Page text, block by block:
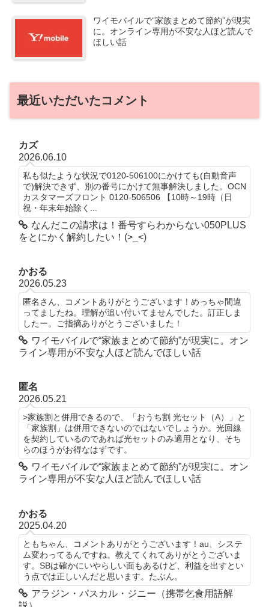
ワイモバイルで“家族まとめて節約”が現実
に。オンライン専用が不安な人ほど読んで
ほしい話
最近いただいたコメント
カズ
2026.06.10
私も似たような状況で0120-506100にかけても(自動音声
で)解決できず、別の番号にかけて無事解決しました。OCN
カスタマーズフロント 0120-506506 【10時～19時（日
祝・年末年始除く...
なんだこの請求は！番号すらわからない050PLUS
をとにかく解約したい！(>_<)
かおる
2026.05.23
匿名さん、コメントありがとうございます！めっちゃ間違
ってましたね。理解が追い付いてませんでした。訂正しま
したー。ご指摘ありがとうございました！
ワイモバイルで“家族まとめて節約”が現実に。オン
ライン専用が不安な人ほど読んでほしい話
匿名
2026.05.21
>家族割と併用できるので、「おうち割 光セット（A）」と
「家族割」は併用できないのではないでしょうか。光回線
を契約しているのであれば光セットのみ適用となり、そち
らのほうがお得なはずです。
ワイモバイルで“家族まとめて節約”が現実に。オン
ライン専用が不安な人ほど読んでほしい話
かおる
2025.04.20
ともちゃん、コメントありがとうございます！au、システ
ム変わってるんですね。教えてくれてありがとうございま
す。SBは確かにいやらしい面もあるけど、利益を出すとい
う点では正しいんだと思います。たぶん。
アラジン・パスカル・ジニー（携帯乞食用語解